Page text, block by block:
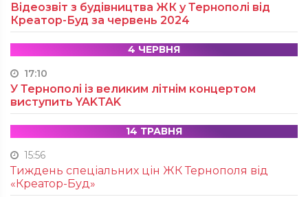
Відеозвіт з будівництва ЖК у Тернополі від
Креатор-Буд за червень 2024
4 ЧЕРВНЯ
17:10
У Тернополі із великим літнім концертом
виступить YAKTAK
14 ТРАВНЯ
15:56
Тиждень спеціальних цін ЖК Тернополя від
«Креатор-Буд»